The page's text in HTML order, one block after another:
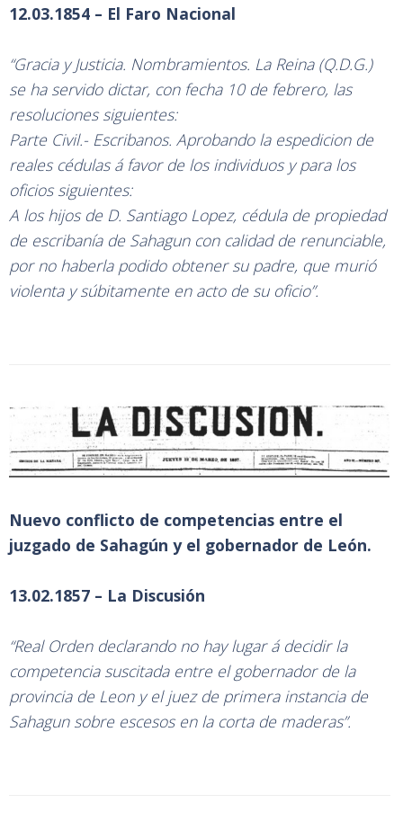
12.03.1854 – El Faro Nacional
“Gracia y Justicia. Nombramientos. La Reina (Q.D.G.)
se ha servido dictar, con fecha 10 de febrero, las
resoluciones siguientes:
Parte Civil.- Escribanos. Aprobando la espedicion de
reales cédulas á favor de los individuos y para los
oficios siguientes:
A los hijos de D. Santiago Lopez, cédula de propiedad
de escribanía de Sahagun con calidad de renunciable,
por no haberla podido obtener su padre, que murió
violenta y súbitamente en acto de su oficio”.
Nuevo conflicto de competencias entre el
juzgado de Sahagún y el gobernador de León.
13.02.1857 – La Discusión
“Real Orden declarando no hay lugar á decidir la
competencia suscitada entre el gobernador de la
provincia de Leon y el juez de primera instancia de
Sahagun sobre escesos en la corta de maderas”.